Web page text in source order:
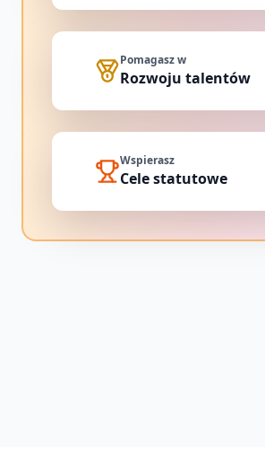
Pomagasz w
Rozwoju talentów
Wspierasz
Cele statutowe